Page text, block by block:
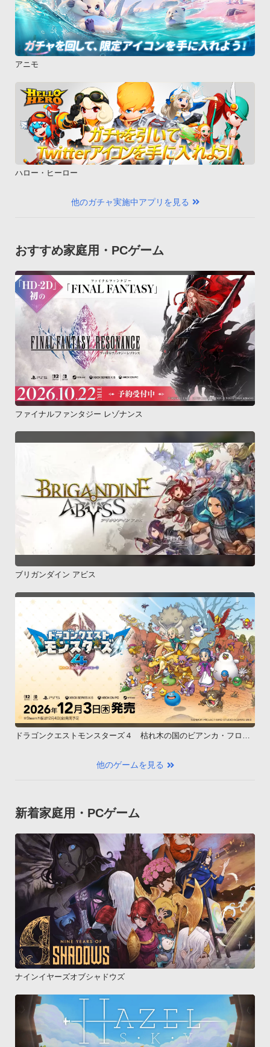
アニモ
ハロー・ヒーロー
他のガチャ実施中アプリを見る
おすすめ家庭用・PCゲーム
ファイナルファンタジー レゾナンス
ブリガンダイン アビス
ドラゴンクエストモンスターズ４ 枯れ木の国のビアンカ・フロー
他のゲームを見る
新着家庭用・PCゲーム
ナインイヤーズオブシャドウズ